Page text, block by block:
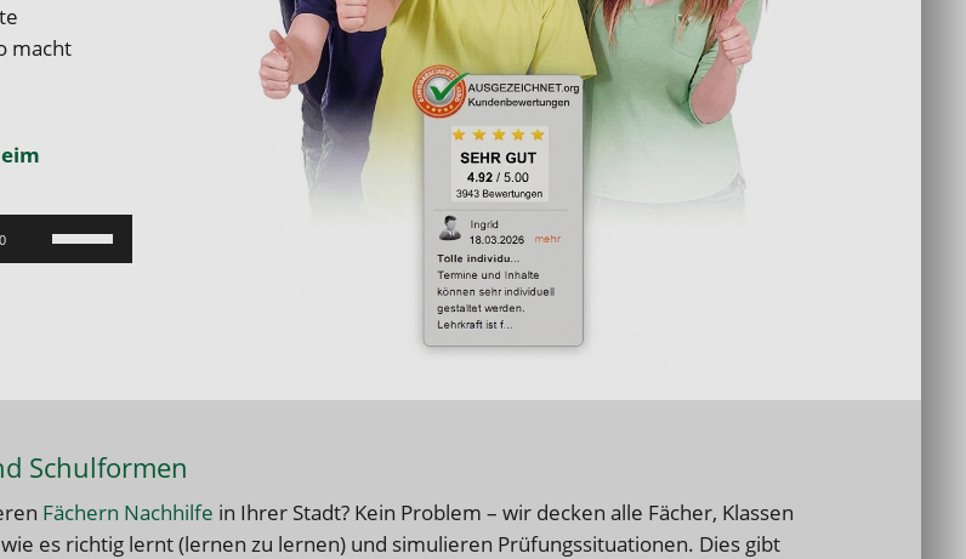
macht
Hoch/Runter
Schulformen
Fächern Nachhilfe in Ihrer Stadt? Kein Problem – wir decken alle Fächer, Klassen
es richtig lernt (lernen zu lernen) und simulieren Prüfungssituationen. Dies gibt